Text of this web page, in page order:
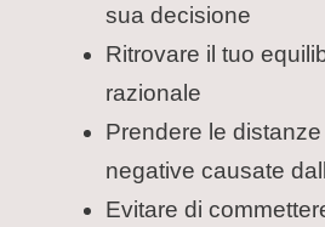
sua decisione
Ritrovare il tuo
razionale
Prendere le
negative causate
Evitare di